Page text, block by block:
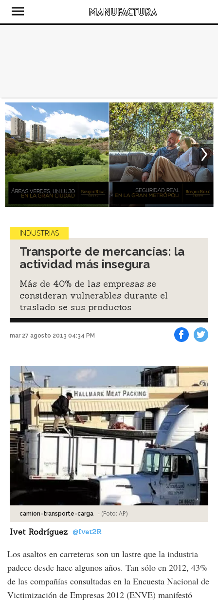
INDUSTRIAS
Transporte de mercancías: la
actividad más insegura
Más de 40% de las empresas se
consideran vulnerables durante el
traslado se sus productos
mar 27 agosto 2013 04:34 PM
camion-transporte-carga - (Foto: AP)
Ivet Rodríguez @Ivet2R
Los asaltos en carreteras son un lastre que la industria
padece desde hace algunos años. Tan sólo en 2012, 43%
de las compañías consultadas en la Encuesta Nacional de
Victimización de Empresas 2012 (ENVE) manifestó